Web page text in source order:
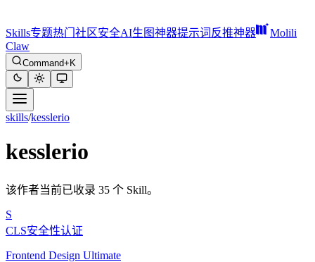
Skills专题热门 社区安全AI生图神器提示词反推神器
Molili
Claw
Command+K
skills/kesslerio
kesslerio
该作者当前已收录 35 个 Skill。
S
CLS安全性认证
Frontend Design Ultimate